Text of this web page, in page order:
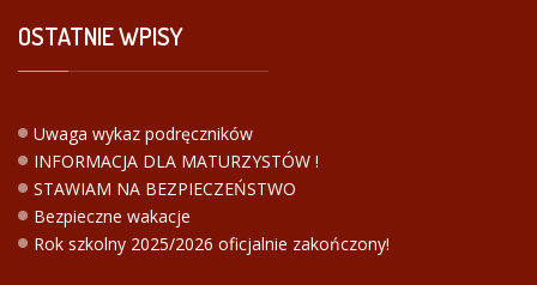
OSTATNIEWPISY
Uwaga wykaz podręczników
INFORMACJA DLA MATURZYSTÓW !
STAWIAM NA BEZPIECZEŃSTWO
Bezpieczne wakacje
Rok szkolny 2025/2026 oficjalnie zakończony!